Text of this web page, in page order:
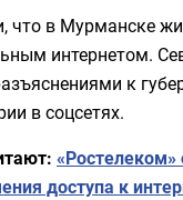
что в Мурманске
интернетом.
к
в соцсетях.
«Ростелеком»
доступа к